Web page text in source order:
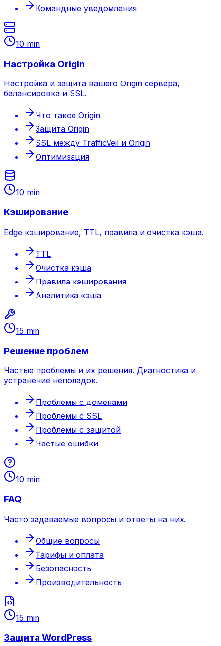
Командные уведомления
10 min
Настройка Origin
Настройка и защита вашего Origin сервера,
балансировка и SSL.
Что такое Origin
Защита Origin
SSL между TrafficVeil и Origin
Оптимизация
10 min
Кэширование
Edge кэширование, TTL, правила и очистка кэша.
TTL
Очистка кэша
Правила кэширования
Аналитика кэша
15 min
Решение проблем
Частые проблемы и их решения. Диагностика и
устранение неполадок.
Проблемы с доменами
Проблемы с SSL
Проблемы с защитой
Частые ошибки
10 min
FAQ
Часто задаваемые вопросы и ответы на них.
Общие вопросы
Тарифы и оплата
Безопасность
Производительность
15 min
Защита WordPress